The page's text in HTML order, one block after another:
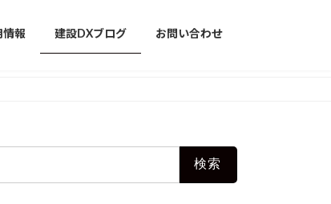
情報 建設DXブログ お問い合わせ